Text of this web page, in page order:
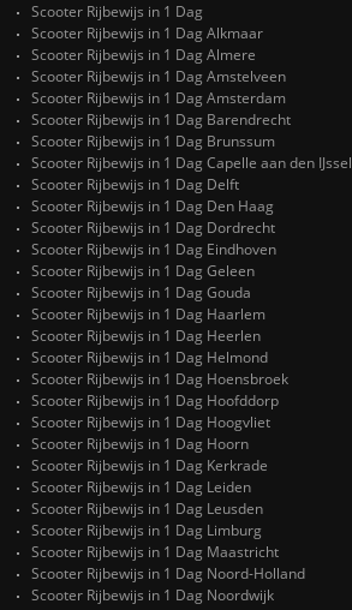
Scooter Rijbewijs in 1 Dag
Scooter Rijbewijs in 1 Dag Alkmaar
Scooter Rijbewijs in 1 Dag Almere
Scooter Rijbewijs in 1 Dag Amstelveen
Scooter Rijbewijs in 1 Dag Amsterdam
Scooter Rijbewijs in 1 Dag Barendrecht
Scooter Rijbewijs in 1 Dag Brunssum
Scooter Rijbewijs in 1 Dag Capelle aan den IJssel
Scooter Rijbewijs in 1 Dag Delft
Scooter Rijbewijs in 1 Dag Den Haag
Scooter Rijbewijs in 1 Dag Dordrecht
Scooter Rijbewijs in 1 Dag Eindhoven
Scooter Rijbewijs in 1 Dag Geleen
Scooter Rijbewijs in 1 Dag Gouda
Scooter Rijbewijs in 1 Dag Haarlem
Scooter Rijbewijs in 1 Dag Heerlen
Scooter Rijbewijs in 1 Dag Helmond
Scooter Rijbewijs in 1 Dag Hoensbroek
Scooter Rijbewijs in 1 Dag Hoofddorp
Scooter Rijbewijs in 1 Dag Hoogvliet
Scooter Rijbewijs in 1 Dag Hoorn
Scooter Rijbewijs in 1 Dag Kerkrade
Scooter Rijbewijs in 1 Dag Leiden
Scooter Rijbewijs in 1 Dag Leusden
Scooter Rijbewijs in 1 Dag Limburg
Scooter Rijbewijs in 1 Dag Maastricht
Scooter Rijbewijs in 1 Dag Noord-Holland
Scooter Rijbewijs in 1 Dag Noordwijk